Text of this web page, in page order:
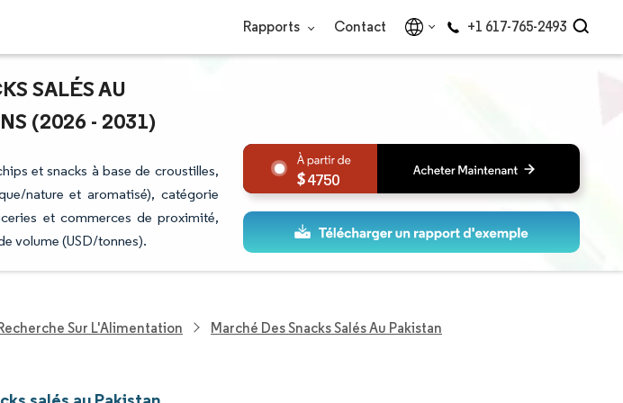
Rapports Contact +1 617-765-2493
SALÉS AU
(2026 - 2031)
et snacks à base de croustilles,
nature et aromatisé), catégorie
et commerces de proximité,
volume (USD/tonnes).
4750
Sur L'Alimentation Marché Des Snacks Salés Au Pakistan